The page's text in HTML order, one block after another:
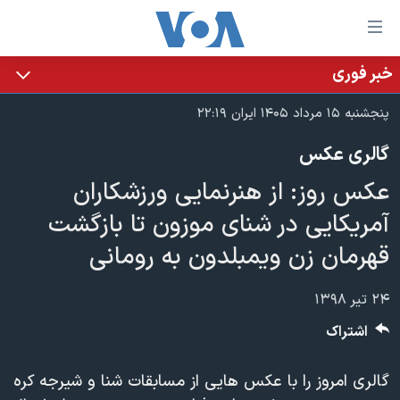
لینکهای
قابل
دسترسی
جهش
محتوای
اصلی
جهش
صفحه
اصلی
جهش
به
خانه
نسخه سبک وب‌سایت
موضوع ها
ایران
آمریکا
جهان
ویدیوها
برنامه های تلویزیونی
جدول برنامه ها
صفحه‌های ویژه
بایگانی برنامه‌های تلویزیونی
فرکانس‌های صدای آمریکا
پخش رادیویی
خبر فوری
پنجشنبه ۱۵ مرداد ۱۴۰۵ ایران ۲۲:۱۹
گالری عکس
عکس روز: از هنرنمایی ورزشکاران
آمریکایی در شنای موزون تا بازگشت
قهرمان زن ویمبلدون به رومانی
۲۴ تیر ۱۳۹۸
گالری امروز را با عکس هایی از مسابقات شنا و شیرجه کره
اشتراک